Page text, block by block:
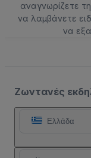
αναγνωρίζετε
να λαμβάνετε
να
Ζωντανές
Ελλάδα